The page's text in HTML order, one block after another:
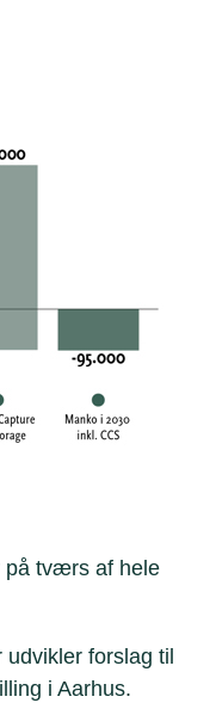
på tværs af hele
forslag til
i Aarhus.